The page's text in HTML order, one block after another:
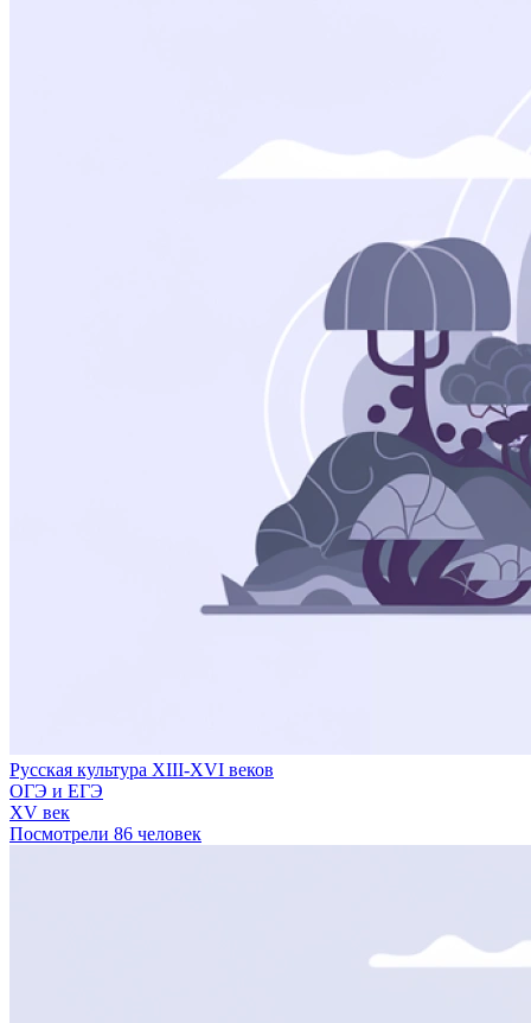
Русская культура XIII-XVI веков
ОГЭ и ЕГЭ
XV век
Посмотрели 86 человек